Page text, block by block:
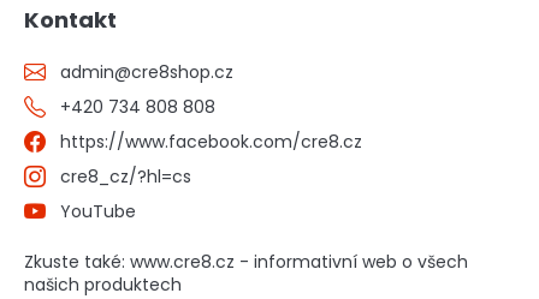
Kontakt
admin@cre8shop.cz
+420 734 808 808
https://www.facebook.com/cre8.cz
cre8_cz/?hl=cs
YouTube
Zkuste také: www.cre8.cz - informativní web o všech
našich produktech